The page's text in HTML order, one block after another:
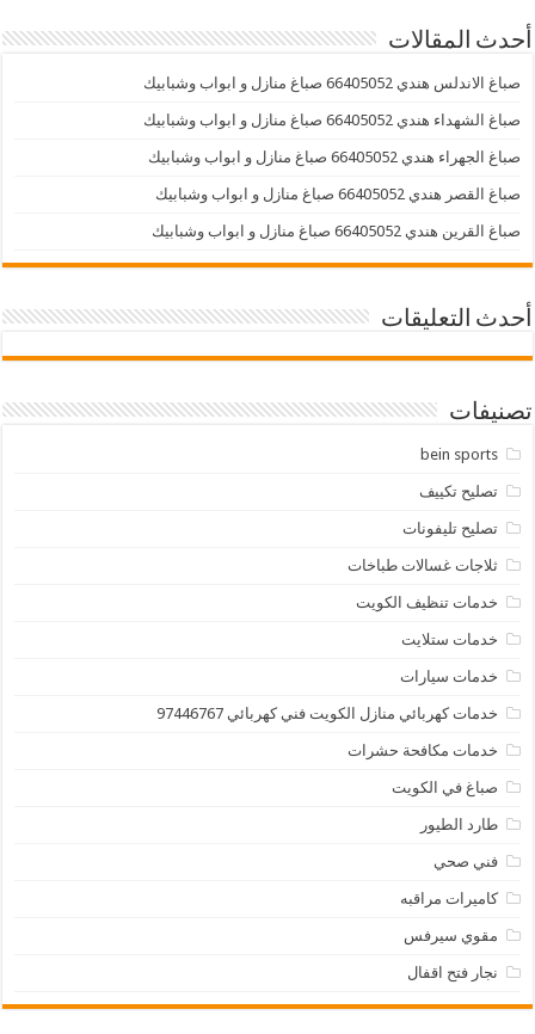
أحدث المقالات
صباغ الاندلس هندي 66405052 صباغ منازل و ابواب وشبابيك
صباغ الشهداء هندي 66405052 صباغ منازل و ابواب وشبابيك
صباغ الجهراء هندي 66405052 صباغ منازل و ابواب وشبابيك
صباغ القصر هندي 66405052 صباغ منازل و ابواب وشبابيك
صباغ القرين هندي 66405052 صباغ منازل و ابواب وشبابيك
أحدث التعليقات
تصنيفات
bein sports
تصليح تكييف
تصليح تليفونات
ثلاجات غسالات طباخات
خدمات تنظيف الكويت
خدمات ستلايت
خدمات سيارات
خدمات كهربائي منازل الكويت فني كهربائي 97446767
خدمات مكافحة حشرات
صباغ في الكويت
طارد الطيور
فني صحي
كاميرات مراقبه
مقوي سيرفس
نجار فتح اقفال